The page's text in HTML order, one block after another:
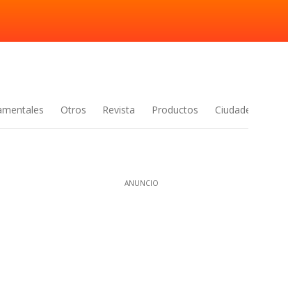
Otros Revista Productos Ciudades
ANUNCIO